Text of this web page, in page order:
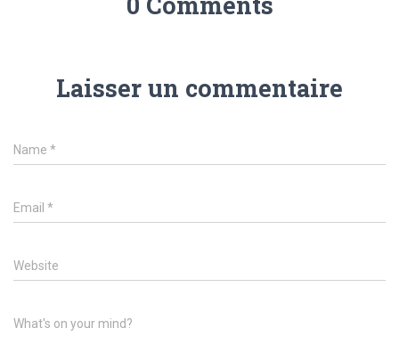
Laisser un commentaire
Name *
Email *
Website
What's on your mind?